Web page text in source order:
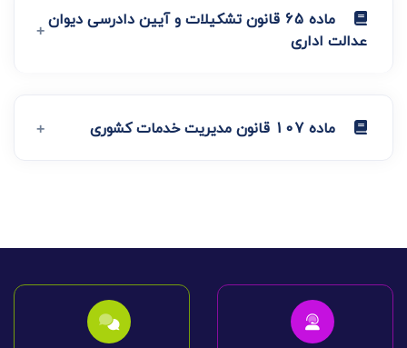
ماده 65 قانون تشکیلات و آیین دادرسی دیوان
عدالت اداری
ماده 107 قانون مدیریت خدمات کشوری